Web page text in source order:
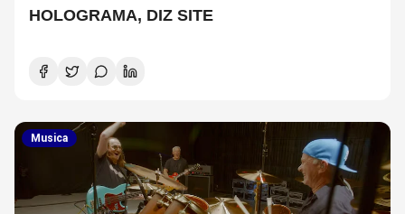
HOLOGRAMA, DIZ SITE
Musica